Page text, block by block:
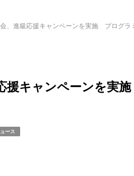
会、進級応援キャンペーンを実施 プログラ
援キャンペーンを実
ース